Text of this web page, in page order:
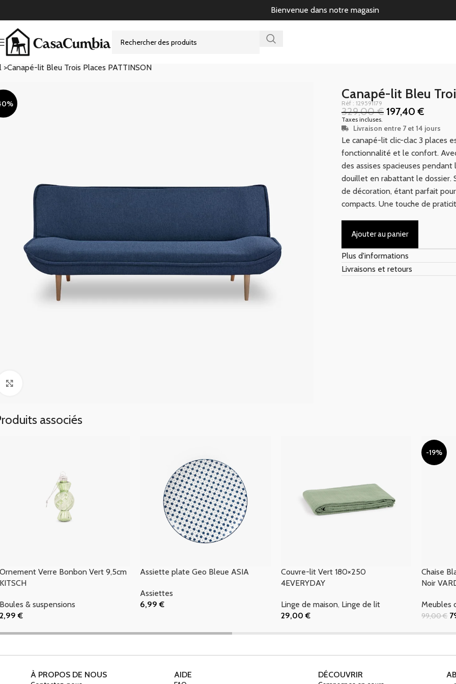
Bienvenue dans notre magasin
>Canapé-lit Bleu Trois Places PATTINSON
Canapé-lit Bleu
Réf : 129591179
329,00€ 197,40€
Taxes incluses.
Livraison entre 7 et 14 jours
Le canapé-lit clic-clac 3 places
fonctionnalité et le confort.
des assises spacieuses
douillet en rabattant le dossier.
de décoration, étant parfait
compacts. Une touche de
Ajouter au panier
Plus d'informations
Livraisons et retours
associés
Ornement Verre Bonbon Vert 9,5cm
KITSCH
Boules & suspensions
2,99€
Assiette plate Geo Bleue ASIA
Assiettes
6,99€
Couvre-lit Vert 180×250
4EVERYDAY
Linge de maison, Linge de lit
29,00€
-19%
Chaise
Noir
Meubles
99,00€
À PROPOS DE NOUS AIDE DÉCOUVRIR